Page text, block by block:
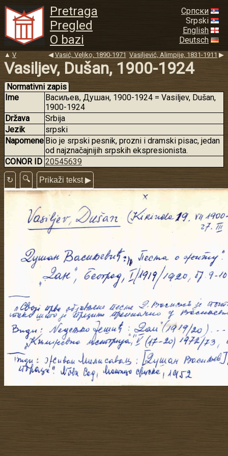
Pretraga
Pregled
O bazi
Српски
Srpski
English
Deutsch
▲ V ◀ Vasić, Veljko, 1890-1971 Vasiljević, Alimpije, 1831-1911 ▶
Vasiljev, Dušan, 1900-1924
Normativni zapis
Ime
Васиљев, Душан, 1900-1924 = Vasiljev, Dušan,
1900-1924
Država
Srbija
Jezik
srpski
Napomene Bio je srpski pesnik, prozni i dramski pisac, jedan
od najznačajnijih srpskih ekspresionista.
CONOR ID 20545639